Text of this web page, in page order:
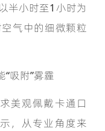
半小时至1小时为
气中的细微颗粒
吸附”雾霾
美观佩戴卡通口
，从专业角度来